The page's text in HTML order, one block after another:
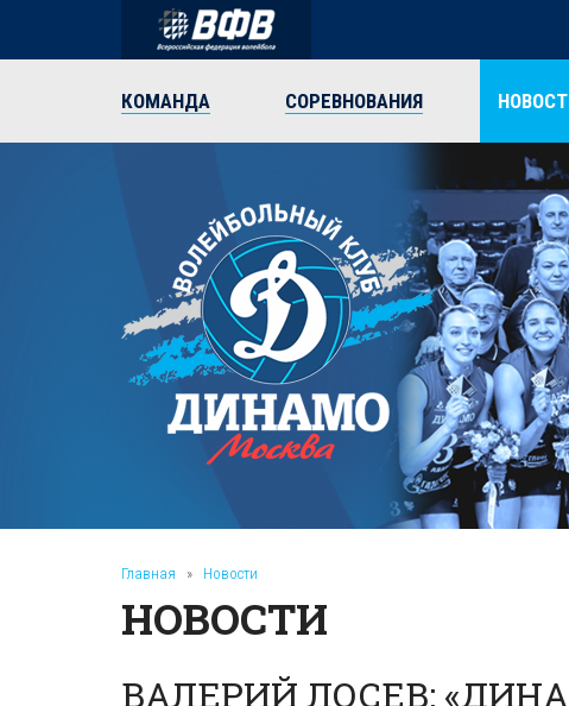
КОМАНДА СОРЕВНОВАНИЯ
Главная » Новости
НОВОСТИ
ВАЛЕРИЙ ЛОСЕВ: